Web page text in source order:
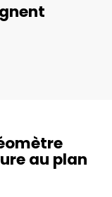
au plan